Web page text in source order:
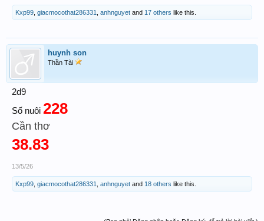
Kxp99 giacmocothat286331 anhnguyet and 17 others like this.
huynh son
Thần Tài
2d9
Số nuôi 228
Cần thơ
38.83
13/5/26
Kxp99 giacmocothat286331 anhnguyet and 18 others like this.